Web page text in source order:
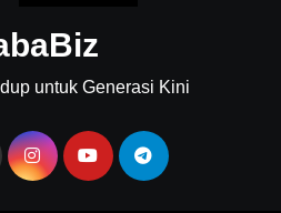
untuk Generasi Kini